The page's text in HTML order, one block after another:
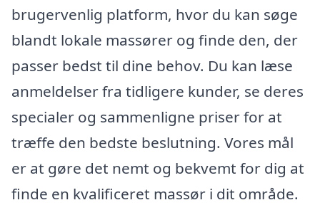
brugervenlig platform, hvor du kan søge
blandt lokale massører og finde den, der
passer bedst til dine behov. Du kan læse
anmeldelser fra tidligere kunder, se deres
specialer og sammenligne priser for at
træffe den bedste beslutning. Vores mål
er at gøre det nemt og bekvemt for dig at
finde en kvalificeret massør i dit område.